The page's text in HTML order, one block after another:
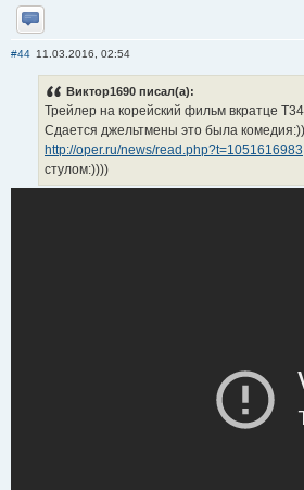
Отправить личное сообщение
#44 11.03.2016, 02:54
Виктор1690 писал(а):
Трейлер на корейский фильм вкратце
Сдается джельтмены это была
http://oper.ru/news/read.php?t=1051616983
стулом:))))